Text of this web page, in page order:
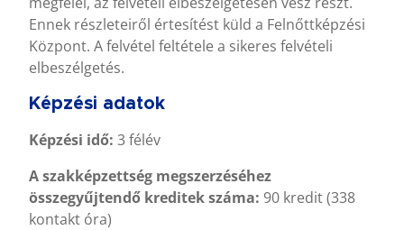
Ennek részleteiről értesítést küld a Felnőttképzési
Központ. A felvétel feltétele a sikeres felvételi
elbeszélgetés.
Képzési adatok
Képzési idő: 3 félév
A szakképzettség megszerzéséhez
összegyűjtendő kreditek száma: 90 kredit (338
kontakt óra)